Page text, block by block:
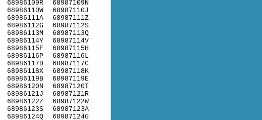
68986109R
68986110W
68986111A
68986112G
68986113M
68986114Y
68986115F
68986116P
68986117D
68986118X
68986119B
68986120N
68986121J
68986122Z
68986123S
68986124Q
68987109N
68987110J
68987111Z
68987112S
68987113Q
68987114V
68987115H
68987116L
68987117C
68987118K
68987119E
68987120T
68987121R
68987122W
68987123A
68987124G